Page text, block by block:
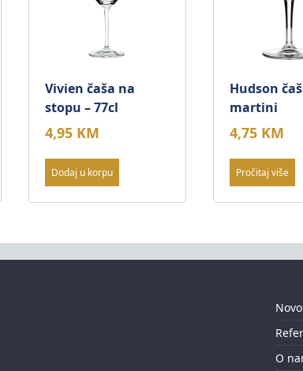
Vivien čaša na
stopu – 77cl
4,95 KM
Dodaj u korpu
Hudson
martini
4,75 KM
Pročitaj više
O